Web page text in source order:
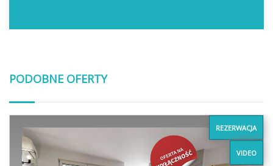
PODOBNE OFERTY
REZERWACJA
VIDEO